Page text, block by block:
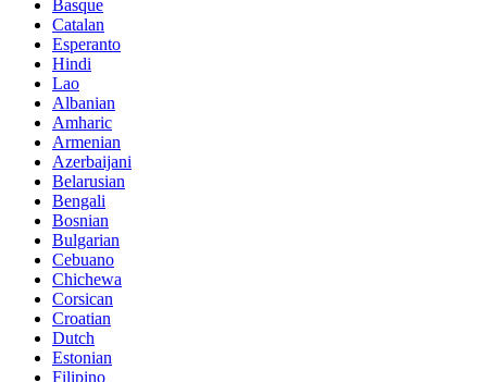
Basque
Catalan
Esperanto
Hindi
Lao
Albanian
Amharic
Armenian
Azerbaijani
Belarusian
Bengali
Bosnian
Bulgarian
Cebuano
Chichewa
Corsican
Croatian
Dutch
Estonian
Filipino